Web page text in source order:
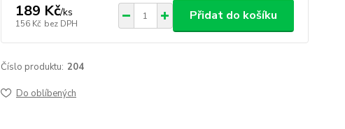
189 Kč/ks
156 Kč bez DPH
Přidat do košíku
Číslo produktu: 204
Do oblíbených